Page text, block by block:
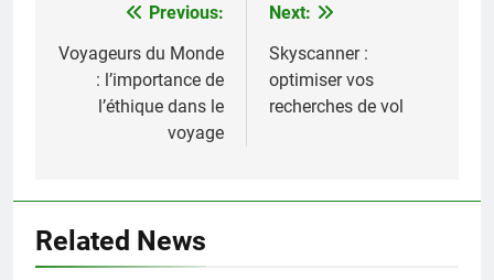
Navigation
de
l’article
Previous:
Voyageurs du Monde
: l’importance de
l’éthique dans le
voyage
Next:
Skyscanner :
optimiser vos
recherches de vol
Related News